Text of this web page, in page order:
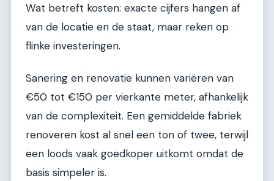
Wat betreft kosten: exacte cijfers hangen af
van de locatie en de staat, maar reken op
flinke investeringen.
Sanering en renovatie kunnen variëren van
€50 tot €150 per vierkante meter, afhankelijk
van de complexiteit. Een gemiddelde fabriek
renoveren kost al snel een ton of twee, terwijl
een loods vaak goedkoper uitkomt omdat de
basis simpeler is.